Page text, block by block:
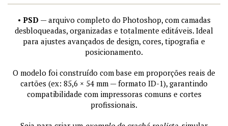
• PSD — arquivo completo do Photoshop, com camadas
desbloqueadas, organizadas e totalmente editáveis. Ideal
para ajustes avançados de design, cores, tipografia e
posicionamento.
O modelo foi construído com base em proporções reais de
cartões (ex: 85,6 × 54 mm — formato ID-1), garantindo
compatibilidade com impressoras comuns e cortes
profissionais.